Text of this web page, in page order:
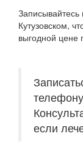
Записывайтесь
Кутузовском,
выгодной цене
если